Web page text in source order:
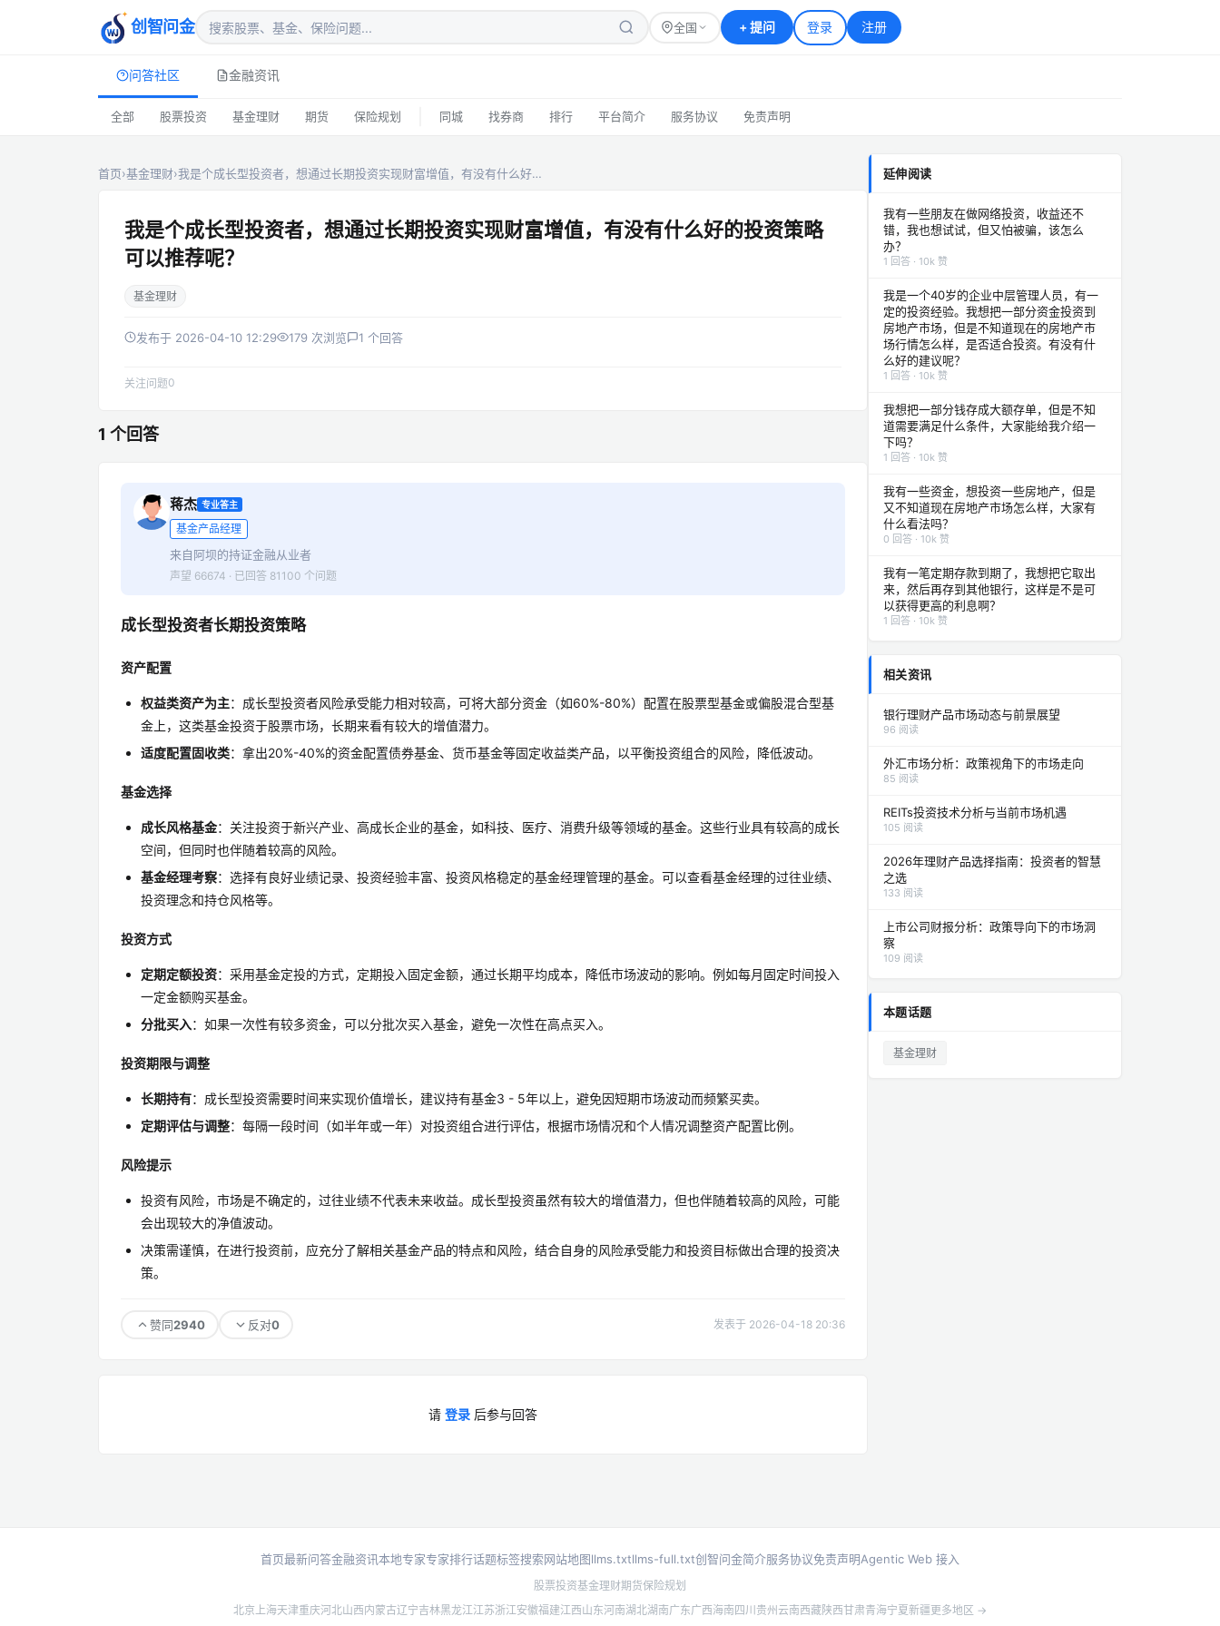
创智问金 全国 +提问 登录 注册
问答社区 金融资讯
全部 股票投资 基金理财 期货 保险规划 同城 找券商 排行 平台简介 服务协议 免责声明
首页›基金理财›我是个成长型投资者，想通过长期投资实现财富增值，有没有什么好…
我是个成长型投资者，想通过长期投资实现财富增值，有没有什么好的投资策略
可以推荐呢？
基金理财
发布于 2026-04-10 12:29 179 次浏览 1 个回答
关注问题0
1 个回答
蒋杰 专业答主
基金产品经理
来自阿坝的持证金融从业者
声望 66674 · 已回答 81100 个问题
成长型投资者长期投资策略
资产配置
权益类资产为主：成长型投资者风险承受能力相对较高，可将大部分资金（如60%-80%）配置在股票型基金或偏股混合型基
金上，这类基金投资于股票市场，长期来看有较大的增值潜力。
适度配置固收类：拿出20%-40%的资金配置债券基金、货币基金等固定收益类产品，以平衡投资组合的风险，降低波动。
基金选择
成长风格基金：关注投资于新兴产业、高成长企业的基金，如科技、医疗、消费升级等领域的基金。这些行业具有较高的成长
空间，但同时也伴随着较高的风险。
基金经理考察：选择有良好业绩记录、投资经验丰富、投资风格稳定的基金经理管理的基金。可以查看基金经理的过往业绩、
投资理念和持仓风格等。
投资方式
定期定额投资：采用基金定投的方式，定期投入固定金额，通过长期平均成本，降低市场波动的影响。例如每月固定时间投入
一定金额购买基金。
分批买入：如果一次性有较多资金，可以分批次买入基金，避免一次性在高点买入。
投资期限与调整
长期持有：成长型投资需要时间来实现价值增长，建议持有基金3 - 5年以上，避免因短期市场波动而频繁买卖。
定期评估与调整：每隔一段时间（如半年或一年）对投资组合进行评估，根据市场情况和个人情况调整资产配置比例。
风险提示
投资有风险，市场是不确定的，过往业绩不代表未来收益。成长型投资虽然有较大的增值潜力，但也伴随着较高的风险，可能
会出现较大的净值波动。
决策需谨慎，在进行投资前，应充分了解相关基金产品的特点和风险，结合自身的风险承受能力和投资目标做出合理的投资决
策。
赞同2940 反对0 发表于 2026-04-18 20:36
请 登录 后参与回答
延伸阅读
我有一些朋友在做网络投资，收益还不
错，我也想试试，但又怕被骗，该怎么
办？
1 回答 · 10k 赞
我是一个40岁的企业中层管理人员，有一
定的投资经验。我想把一部分资金投资到
房地产市场，但是不知道现在的房地产市
场行情怎么样，是否适合投资。有没有什
么好的建议呢？
1 回答 · 10k 赞
我想把一部分钱存成大额存单，但是不知
道需要满足什么条件，大家能给我介绍一
下吗？
1 回答 · 10k 赞
我有一些资金，想投资一些房地产，但是
又不知道现在房地产市场怎么样，大家有
什么看法吗？
0 回答 · 10k 赞
我有一笔定期存款到期了，我想把它取出
来，然后再存到其他银行，这样是不是可
以获得更高的利息啊？
1 回答 · 10k 赞
相关资讯
银行理财产品市场动态与前景展望
96 阅读
外汇市场分析：政策视角下的市场走向
85 阅读
REITs投资技术分析与当前市场机遇
105 阅读
2026年理财产品选择指南：投资者的智慧
之选
133 阅读
上市公司财报分析：政策导向下的市场洞
察
109 阅读
本题话题
基金理财
首页最新问答金融资讯本地专家专家排行话题标签搜索网站地图llms.txtllms-full.txt创智问金简介服务协议免责声明Agentic Web 接入
股票投资基金理财期货保险规划
北京 上海天津重庆河北山西内蒙古辽宁吉林黑龙江江苏浙江安徽福建江西山东河南湖北湖南广东广西海南四川贵州云南西藏陕西甘肃青海宁夏新疆更多地区 →